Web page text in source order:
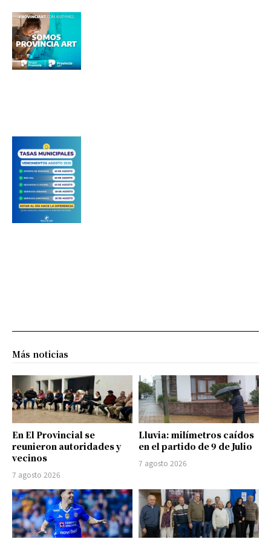
Más noticias
En El Provincial se
reunieron autoridades y
vecinos
7 agosto 2026
Lluvia: milímetros caídos
en el partido de 9 de Julio
7 agosto 2026